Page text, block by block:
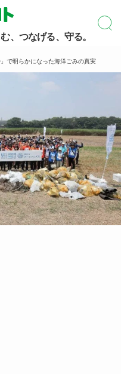
、つなげる、守る。
で明らかになった海洋ごみの真実